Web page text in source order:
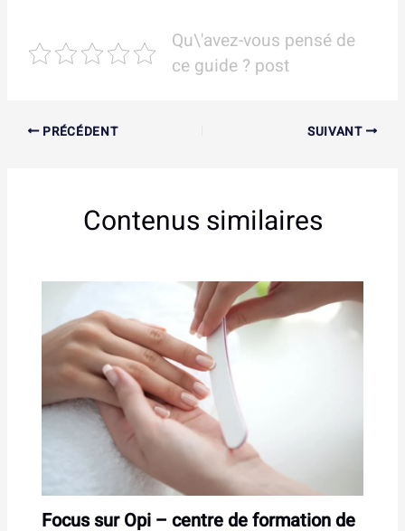
Qu\'avez-vous pensé de
ce guide ? post
PRÉCÉDENT SUIVANT
Contenus similaires
Focus sur Opi – centre de formation de